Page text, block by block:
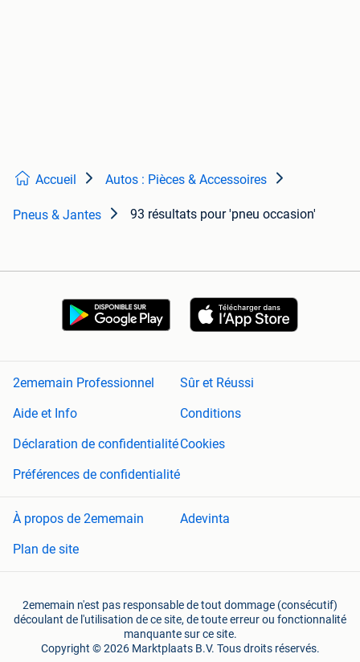
Accueil Autos : Pièces & Accessoires
Pneus & Jantes 93 résultats pour 'pneu occasion'
2ememain Professionnel
Sûr et Réussi
Aide et Info
Conditions
Déclaration de confidentialitéCookies
Préférences de confidentialité
À propos de 2ememain
Adevinta
Plan de site
2ememain n'est pas responsable de tout dommage (consécutif)
découlant de l'utilisation de ce site, de toute erreur ou fonctionnalité
manquante sur ce site.
Copyright © 2026 Marktplaats B.V. Tous droits réservés.